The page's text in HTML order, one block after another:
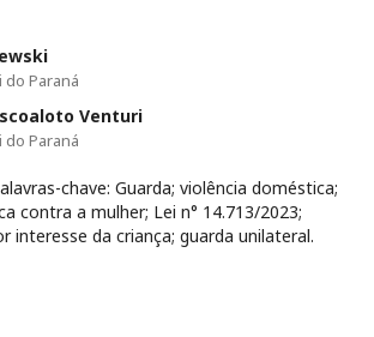
Paraná
Venturi
Paraná
chave: Guarda; violência doméstica;
contra a mulher; Lei n° 14.713/2023;
interesse da criança; guarda unilateral.